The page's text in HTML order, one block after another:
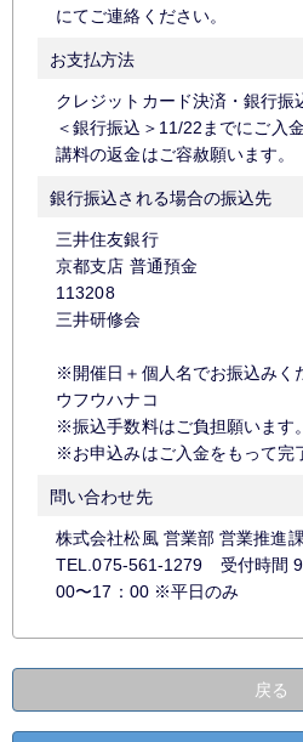
にてご連絡ください。
お支払方法
クレジットカード決済・銀行振
＜銀行振込＞11/22までにご入
講料の返金はご容赦願います。
銀行振込される場合の振込先
三井住友銀行
京都支店 普通預金
113208
三井研修会
※開催日＋個人名でお振込みく
ウフウハナコ
※振込手数料はご負担願います。
※お申込みはご入金をもって完
問い合わせ先
株式会社松風 営業部 営業推進
TEL.075-561-1279 受付時間 9
00〜17：00 ※平日のみ
戻る